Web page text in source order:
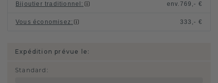
Bijoutier traditionnel : env. 769,- €
Vous économisez: 333,- €
Expédition prévue le:
Standard :